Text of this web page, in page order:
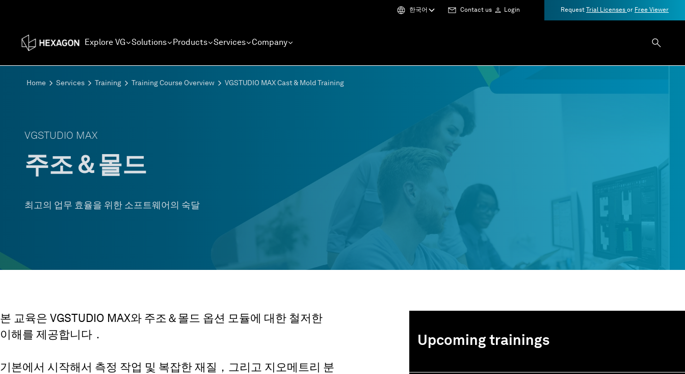
한국어 Contact us Login Request Trial Licenses or Free Viewer
Explore VG Solutions Products Services Company
Home Services Training Training Course Overview VGSTUDIO MAX Cast & Mold Training
VGSTUDIO MAX
주조＆몰드
최고의 업무 효율을 위한 소프트웨어의 숙달
본 교육은 VGSTUDIO MAX와 주조＆몰드 옵션 모듈에 대한 철저한
이해를 제공합니다．
기본에서 시작해서 측정 작업 및 복잡한 재질，그리고 지오메트리 분
Upcoming trainings